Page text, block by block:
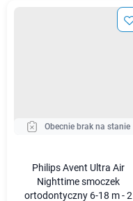
Obecnie brak na stanie
Philips Avent Ultra Air
Nighttime smoczek
ortodontyczny 6-18 m - 2